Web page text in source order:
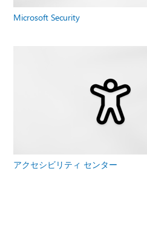
Microsoft Security
アクセシビリティ センター